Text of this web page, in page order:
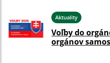
Aktuality
Voľby do
orgánov